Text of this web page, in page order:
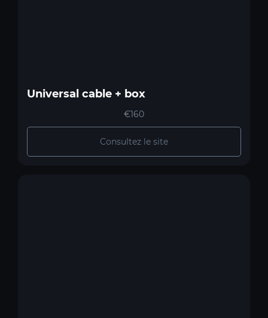
Universal cable + box
€160
Consultez le site